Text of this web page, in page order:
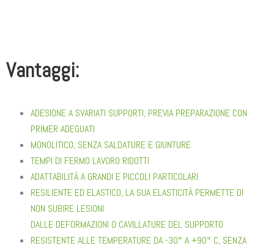
Vantaggi:
ADESIONE A SVARIATI SUPPORTI, PREVIA PREPARAZIONE CON
PRIMER ADEGUATI
MONOLITICO, SENZA SALDATURE E GIUNTURE
TEMPI DI FERMO LAVORO RIDOTTI
ADATTABILITÀ A GRANDI E PICCOLI PARTICOLARI
RESILIENTE ED ELASTICO, LA SUA ELASTICITÀ PERMETTE DI
NON SUBIRE LESIONI
DALLE DEFORMAZIONI O CAVILLATURE DEL SUPPORTO
RESISTENTE ALLE TEMPERATURE DA -30° A +90° C, SENZA